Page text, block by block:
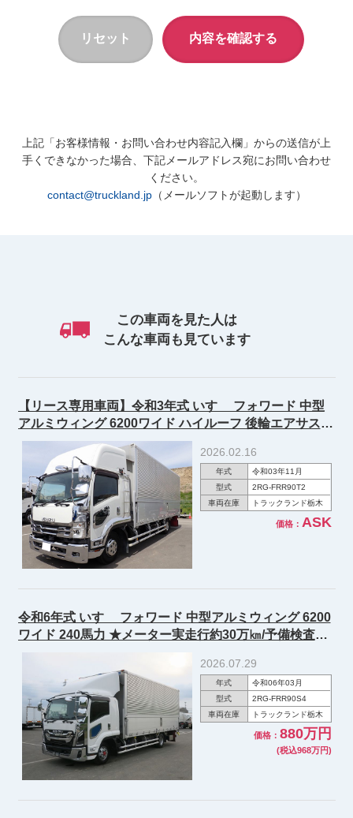
上記「お客様情報・お問い合わせ内容記入欄」からの送信が上
手くできなかった場合、下記メールアドレス宛にお問い合わせ
ください。
contact@truckland.jp（メールソフトが起動します）
この車両を見た人は
こんな車両も見ています
【リース専用車両】令和3年式 いすゞ フォワード 中型
アルミウィング 6200ワイド ハイルーフ 後輪エアサス
240馬力
2026.02.16
年式
令和03年11月
型式
2RG-FRR90T2
車両在庫
トラックランド栃木
価格： ASK
令和6年式 いすゞ フォワード 中型アルミウィング 6200
ワイド 240馬力 ★メーター実走行約30万㎞/予備検査付
2026.07.29
年式
令和06年03月
型式
2RG-FRR90S4
車両在庫
トラックランド栃木
価格： 880万円
(税込968万円)